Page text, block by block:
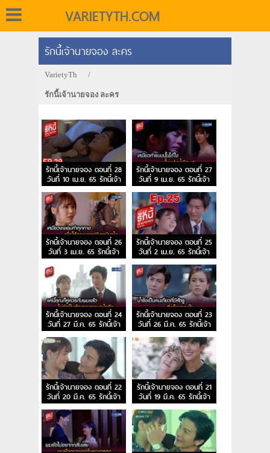
VARIETYTH.COM
รักนี้เจ้านายจอง ละคร
VarietyTh /
รักนี้เจ้านายจอง ละคร
รักนี้เจ้านายจอง ตอนที่ 28
วันที่ 10 เม.ย. 65 รักนี้เจ้า
นายจอง EP.28
รักนี้เจ้านายจอง ตอนที่ 27
วันที่ 9 เม.ย. 65 รักนี้เจ้า
นายจอง EP.27
รักนี้เจ้านายจอง ตอนที่ 26
วันที่ 3 เม.ย. 65 รักนี้เจ้า
นายจอง EP.26
รักนี้เจ้านายจอง ตอนที่ 25
วันที่ 2 เม.ย. 65 รักนี้เจ้า
นายจอง EP.25
รักนี้เจ้านายจอง ตอนที่ 24
วันที่ 27 มี.ค. 65 รักนี้เจ้า
นายจอง EP.24
รักนี้เจ้านายจอง ตอนที่ 23
วันที่ 26 มี.ค. 65 รักนี้เจ้า
นายจอง EP.23
รักนี้เจ้านายจอง ตอนที่ 22
วันที่ 20 มี.ค. 65 รักนี้เจ้า
นายจอง EP.22
รักนี้เจ้านายจอง ตอนที่ 21
วันที่ 19 มี.ค. 65 รักนี้เจ้า
นายจอง EP.21